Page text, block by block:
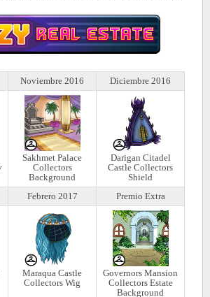
Noviembre 2016 Diciembre 2016
Sakhmet Palace
Collectors
Background
Darigan Citadel
Castle Collectors
Shield
Febrero 2017 Premio Extra
Maraqua Castle
Collectors Wig
Governors Mansion
Collectors Estate
Background